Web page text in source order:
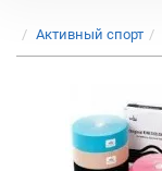
Активный спорт